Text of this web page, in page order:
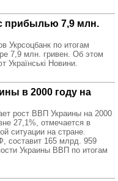
прибылью 7,9 млн.
Укрсоцбанк по итогам
7,9 млн. гривен. Об этом
Новини.
в 2000 году на
рост ВВП Украины на 2000
27,1%, отмечается в
ситуации на стране.
составит 165 млрд. 959
Украины ВВП по итогам